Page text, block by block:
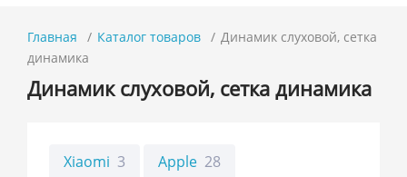
Главная Каталог товаров
Динамик слуховой, сетка
динамика
Динамик слуховой, сетка динамика
Xiaomi 3 Apple 28